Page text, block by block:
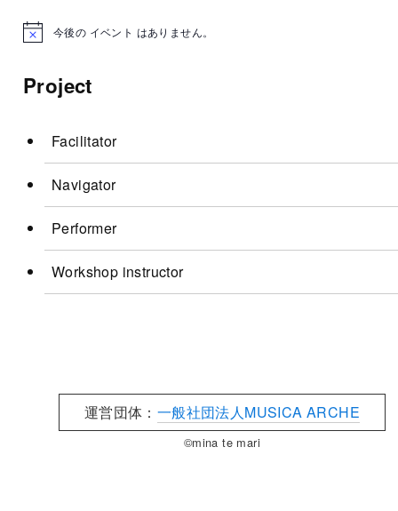
N
i
c
今後の イベント はありません。
Project
Facilitator
Navigator
Performer
Workshop instructor
運営団体： 一般社団法人MUSICA ARCHE
©mina te mari